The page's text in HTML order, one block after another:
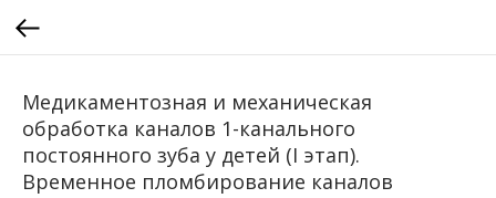
Медикаментозная и механическая
обработка каналов 1-канального
постоянного зуба у детей (I этап).
Временное пломбирование каналов